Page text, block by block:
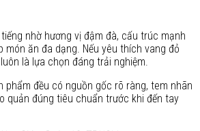
nhờ hương vị đậm đà, cấu trúc mạnh
món ăn đa dạng. Nếu yêu thích vang đỏ
là lựa chọn đáng trải nghiệm.
phẩm đều có nguồn gốc rõ ràng, tem nhãn
quản đúng tiêu chuẩn trước khi đến tay